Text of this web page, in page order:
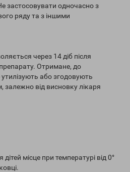
застосовувати одночасно з
ряду та з іншими
через 14 діб після
Отримане, до
або згодовують
від висновку лікаря
місце при температурі від 0°